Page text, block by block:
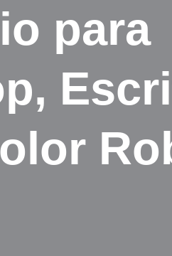
para